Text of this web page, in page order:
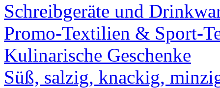
Schreibgeräte und
Promo-Textilien & Sport-
Kulinarische Geschenke
Süß, salzig, knackig,